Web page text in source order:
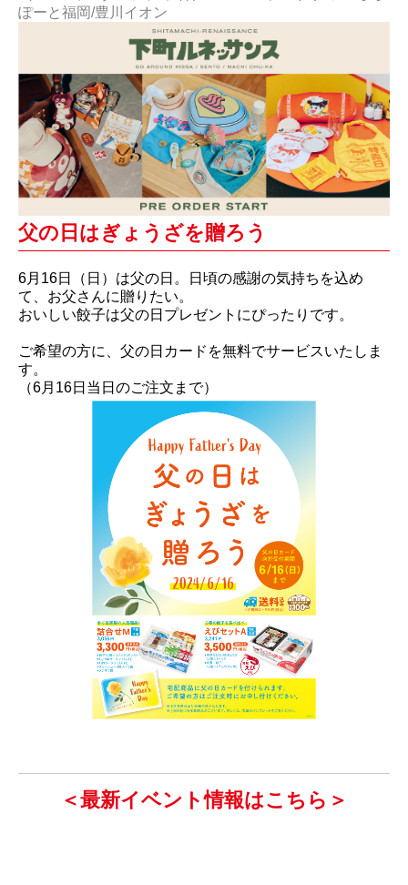
ぽーと福岡/豊川イオン
父の日はぎょうざを贈ろう
6月16日（日）は父の日。日頃の感謝の気持ちを込め
て、お父さんに贈りたい。
おいしい餃子は父の日プレゼントにぴったりです。
ご希望の方に、父の日カードを無料でサービスいたしま
す。
（6月16日当日のご注文まで）
＜最新イベント情報はこちら＞